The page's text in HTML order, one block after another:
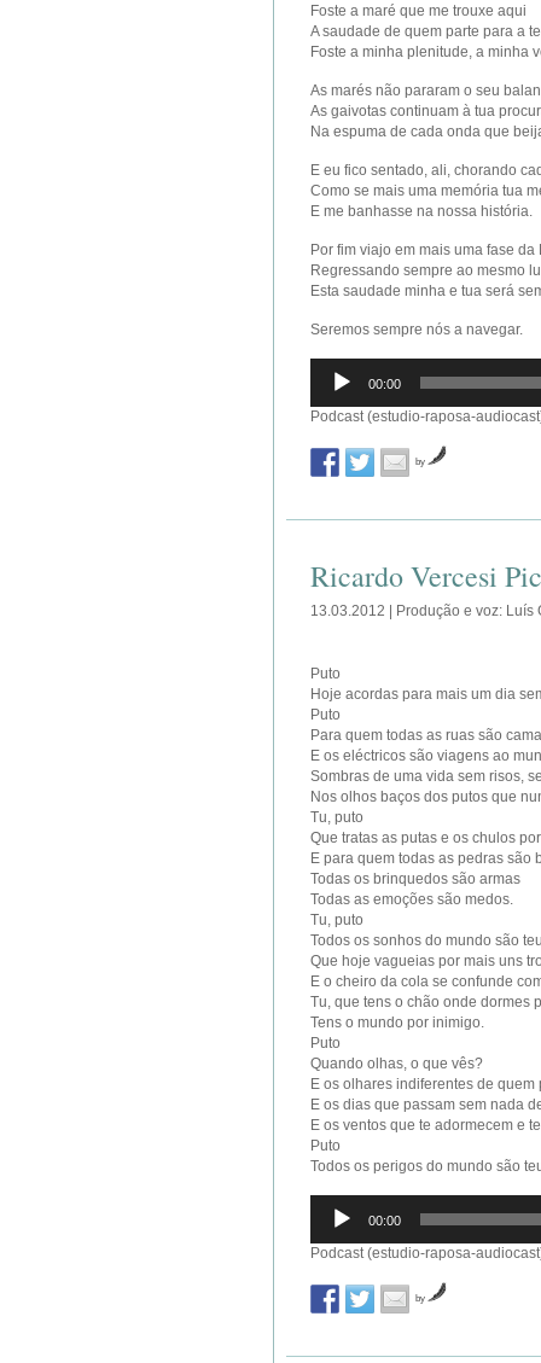
Foste a maré que me trouxe aqui
A saudade de quem parte para a
Foste a minha plenitude, a minha
As marés não pararam o seu
As gaivotas continuam à tua
Na espuma de cada onda que
E eu fico sentado, ali, chorando
Como se mais uma memória tua
E me banhasse na nossa história.
Por fim viajo em mais uma fase da
Regressando sempre ao mesmo
Esta saudade minha e tua será
Seremos sempre nós a navegar.
Reprodutor
áudio
00:00
Podcast (estudio-raposa-
by
Ricardo Vercesi
13.03.2012 | Produção e voz: Luís
Puto
Hoje acordas para mais um dia
Puto
Para quem todas as ruas são
E os eléctricos são viagens ao
Sombras de uma vida sem risos,
Nos olhos baços dos putos que
Tu, puto
Que tratas as putas e os chulos
E para quem todas as pedras são
Todas os brinquedos são armas
Todas as emoções são medos.
Tu, puto
Todos os sonhos do mundo são
Que hoje vagueias por mais uns
E o cheiro da cola se confunde
Tu, que tens o chão onde dormes
Tens o mundo por inimigo.
Puto
Quando olhas, o que vês?
E os olhares indiferentes de quem
E os dias que passam sem nada
E os ventos que te adormecem e
Puto
Todos os perigos do mundo são
Reprodutor
áudio
00:00
Podcast (estudio-raposa-
by